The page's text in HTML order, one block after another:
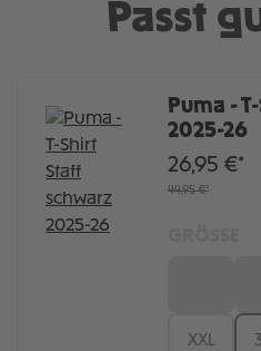
Passt
Puma -
2025-26
26,95 €*
44,95 €*
XXL